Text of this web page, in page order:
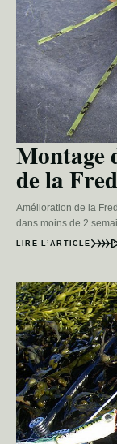
Montage
de la
Amélioration de la
dans moins de 2
LIRE L’ARTICLE